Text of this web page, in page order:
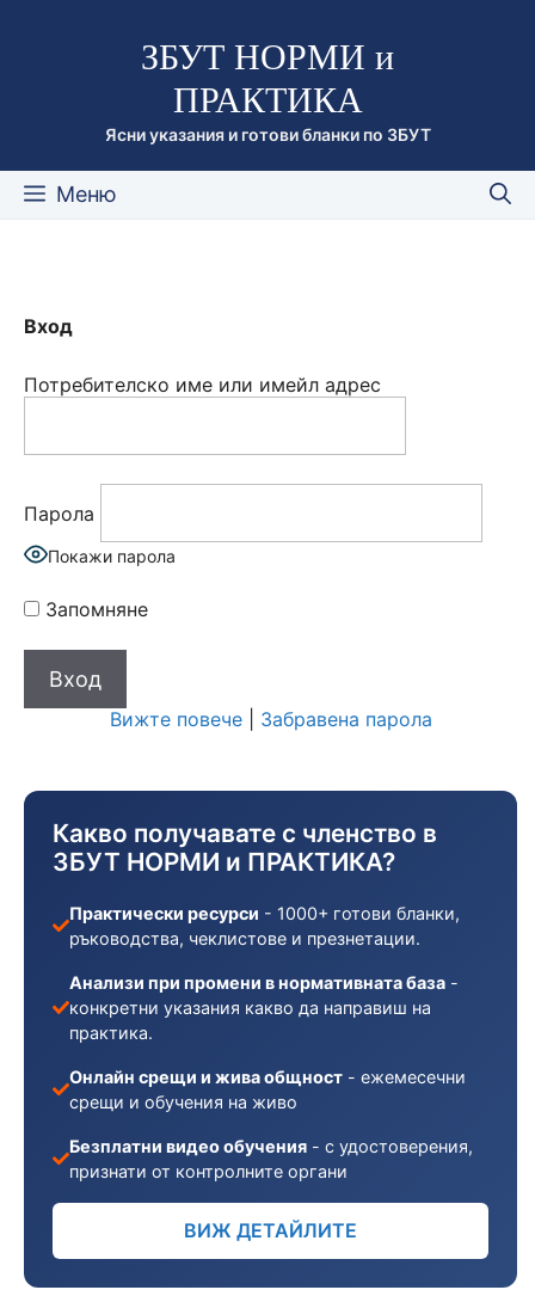
съдържаниетоЗБУТ НОРМИ и
ПРАКТИКА
Ясни указания и готови бланки по ЗБУТ
Меню
Вход
Потребителско име или имейл адрес
Парола
Покажи парола
Запомняне
Вижте повече| Забравена парола
Какво получавате с членство в
ЗБУТ НОРМИ и ПРАКТИКА?
Практически ресурси - 1000+ готови бланки,
ръководства, чеклистове и презнетации.
Анализи при промени в нормативната база -
конкретни указания какво да направиш на
практика.
Онлайн срещи и жива общност - ежемесечни
срещи и обучения на живо
Безплатни видео обучения - с удостоверения,
признати от контролните органи
ВИЖ ДЕТАЙЛИТЕ